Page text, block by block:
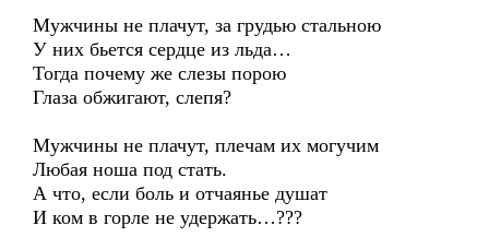
Мужчины не плачут, за грудью стальною
У них бьется сердце из льда…
Тогда почему же слезы порою
Глаза обжигают, слепя?
Мужчины не плачут, плечам их могучим
Любая ноша под стать.
А что, если боль и отчаянье душат
И ком в горле не удержать…???